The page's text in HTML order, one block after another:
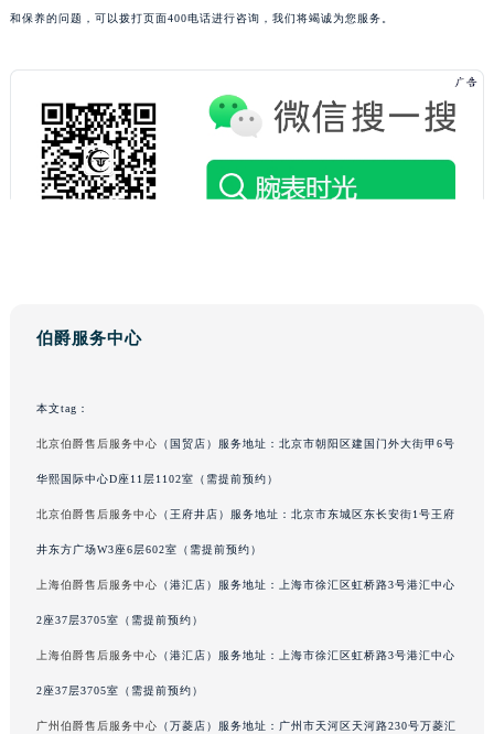
和保养的问题，可以拨打页面400电话进行咨询，我们将竭诚为您服务。
伯爵服务中心
本文tag：
北京伯爵售后服务中心 （国贸店）服务地址：北京市朝阳区建国门外大街甲6号
华熙国际中心D座11层1102室（需提前预约）
北京伯爵售后服务中心 （王府井店）服务地址：北京市东城区东长安街1号王府
井东方广场W3座6层602室（需提前预约）
上海伯爵售后服务中心 （港汇店）服务地址：上海市徐汇区虹桥路3号港汇中心
2座37层3705室（需提前预约）
上海伯爵售后服务中心 （港汇店）服务地址：上海市徐汇区虹桥路3号港汇中心
2座37层3705室（需提前预约）
广州伯爵售后服务中心 （万菱店）服务地址：广州市天河区天河路230号万菱汇